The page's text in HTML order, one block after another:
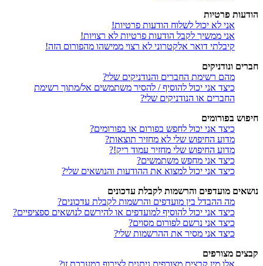
הודעות פרטיות
אני לא יכול לשלוח הודעות פרטיות!
אני ממשיך לקבל הודעות פרטיות לא רצויות!
קיבלתי דואר אלקטרוני לא רצוי ממישהו מהפורום הזה!
חברים ונודניקים
מהם רשימת החברים והנודניקים שלי?
כיצד אני יכול להוסיף / להסיר משתמשים אל/מתוך רשימת
החברים או הנודניקים שלי?
חיפוש בפורומים
כיצד אני יכול לחפש בפורום או בפורומים?
מדוע החיפוש שלי לא מחזיר תוצאות?
מדוע החיפוש שלי מחזיר עמוד ריק!?
כיצד אני מחפש משתמשים?
כיצד אני יכול למצוא את ההודעות והנושאים שלי?
נושאים מועדפים והרשמות לקבלת עדכונים
מה ההבדל בין מועדפים והרשמות לקבלת עדכונים?
כיצד אני יכול להוסיף למועדפים או להירשם לנושאים ספציפיים?
כיצד אני נרשם לפורום מסוים?
כיצד אני מסיר את ההרשמות שלי?
קבצים מצורפים
אלו מין קבצים מצורפים ניתנים לצירוף במערכת זו?